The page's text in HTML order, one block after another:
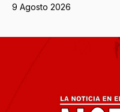
9 Agosto 2026